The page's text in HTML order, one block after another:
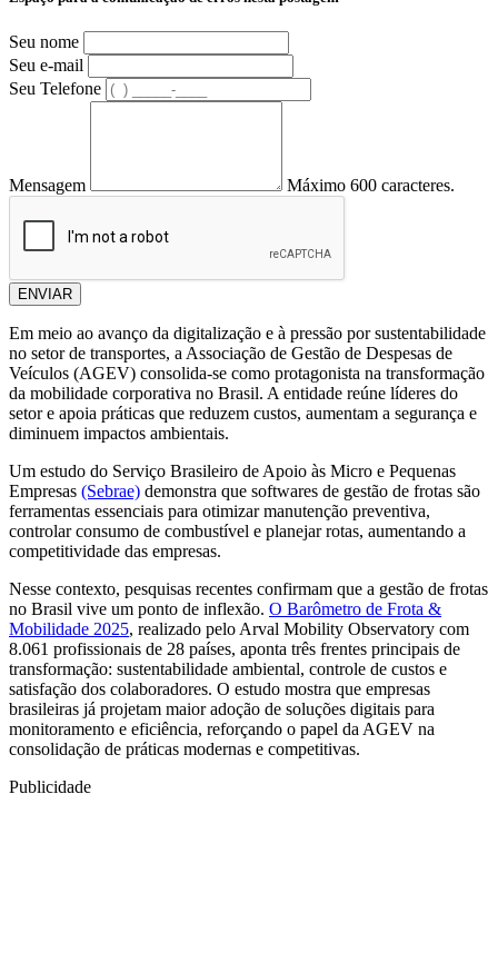
Seu nome
Seu e-mail
Seu Telefone
Mensagem Máximo 600 caracteres.
ENVIAR
Em meio ao avanço da digitalização e à pressão por sustentabilidade
no setor de transportes, a Associação de Gestão de Despesas de
Veículos (AGEV) consolida-se como protagonista na transformação
da mobilidade corporativa no Brasil. A entidade reúne líderes do
setor e apoia práticas que reduzem custos, aumentam a segurança e
diminuem impactos ambientais.
Um estudo do Serviço Brasileiro de Apoio às Micro e Pequenas
Empresas (Sebrae) demonstra que softwares de gestão de frotas são
ferramentas essenciais para otimizar manutenção preventiva,
controlar consumo de combustível e planejar rotas, aumentando a
competitividade das empresas.
Nesse contexto, pesquisas recentes confirmam que a gestão de frotas
no Brasil vive um ponto de inflexão. O Barômetro de Frota &
Mobilidade 2025, realizado pelo Arval Mobility Observatory com
8.061 profissionais de 28 países, aponta três frentes principais de
transformação: sustentabilidade ambiental, controle de custos e
satisfação dos colaboradores. O estudo mostra que empresas
brasileiras já projetam maior adoção de soluções digitais para
monitoramento e eficiência, reforçando o papel da AGEV na
consolidação de práticas modernas e competitivas.
Publicidade